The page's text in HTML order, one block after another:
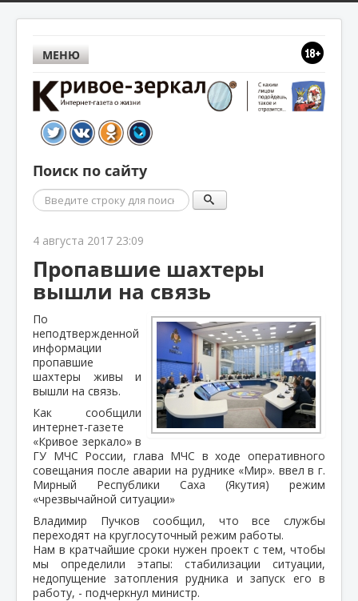
МЕНЮ
Поиск по сайту
Поиск
4 августа 2017 23:09
Пропавшие шахтеры
вышли на связь
По
неподтвержденной
информации
пропавшие
шахтеры живы и
вышли на связь.
Как сообщили
интернет-газете
«Кривое зеркало» в
ГУ МЧС России, глава МЧС в ходе оперативного
совещания после аварии на руднике «Мир». ввел в г.
Мирный Республики Саха (Якутия) режим
«чрезвычайной ситуации»
Владимир Пучков сообщил, что все службы
переходят на круглосуточный режим работы.
Нам в кратчайшие сроки нужен проект с тем, чтобы
мы определили этапы: стабилизации ситуации,
недопущение затопления рудника и запуск его в
работу, - подчеркнул министр.